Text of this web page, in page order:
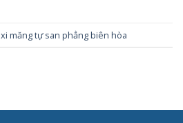
xi măng tự san phẳng biên hòa